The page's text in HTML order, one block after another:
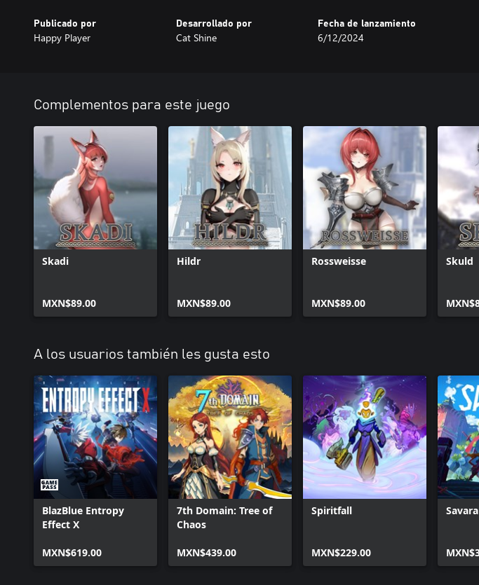
Publicado por
Happy Player
Desarrollado por
Cat Shine
Fecha de lanzamiento
6/12/2024
Complementos para este juego
Skadi
MXN$89.00
Hildr
MXN$89.00
Rossweisse
MXN$89.00
Skuld
A los usuarios también les gusta esto
BlazBlue Entropy
Effect X
MXN$619.00
7th Domain: Tree of
Chaos
MXN$439.00
Spiritfall
MXN$229.00
Savara